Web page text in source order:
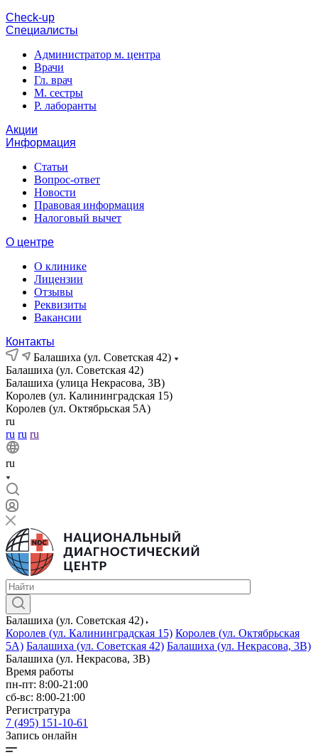
Cheсk-up
Специалисты
Администратор м. центра
Врачи
Гл. врач
М. сестры
Р. лаборанты
Акции
Информация
Статьи
Вопрос-ответ
Новости
Правовая информация
Налоговый вычет
О центре
О клинике
Лицензии
Отзывы
Реквизиты
Вакансии
Контакты
Балашиха (ул. Советская 42)
Балашиха (ул. Советская 42)
Балашиха (улица Некрасова, 3В)
Королев (ул. Калининградская 15)
Королев (ул. Октябрьская 5А)
ru
ru ru ru
ru
Балашиха (ул. Советская 42)
Королев (ул. Калининградская 15) Королев (ул. Октябрьская
5А) Балашиха (ул. Советская 42) Балашиха (ул. Некрасова, 3В)
Балашиха (ул. Некрасова, 3В)
Время работы
пн-пт: 8:00-21:00
сб-вс: 8:00-21:00
Регистратура
7 (495) 151-10-61
Запись онлайн